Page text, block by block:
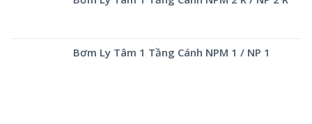
Bơm Ly Tâm 1 Tầng Cánh NPM 1 / NP 1